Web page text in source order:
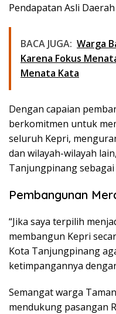
Pendapatan Asli Daerah
BACA JUGA: Warga
Karena Fokus
Menata Kata
Dengan capaian
berkomitmen untuk
seluruh Kepri,
dan wilayah-wilayah
Tanjungpinang
Pembangunan
“Jika saya terpilih
membangun Kepri
Kota Tanjungpinang
ketimpangannya
Semangat warga
mendukung pasangan